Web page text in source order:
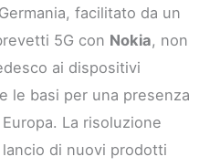
facilitato da un
5G con Nokia, non
ai dispositivi
le basi per una presenza
La risoluzione
di nuovi prodotti